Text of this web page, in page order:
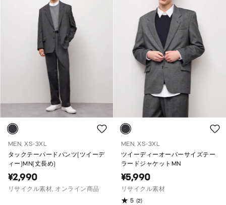
MEN, XS-3XL
タックテーパードパンツ(ツイーデ
ィー)MN(丈長め)
¥2,990
リサイクル素材, オンライン商品
MEN, XS-3XL
ツイーディーオーバーサイズテー
ラードジャケットMN
¥5,990
リサイクル素材
5 (2)